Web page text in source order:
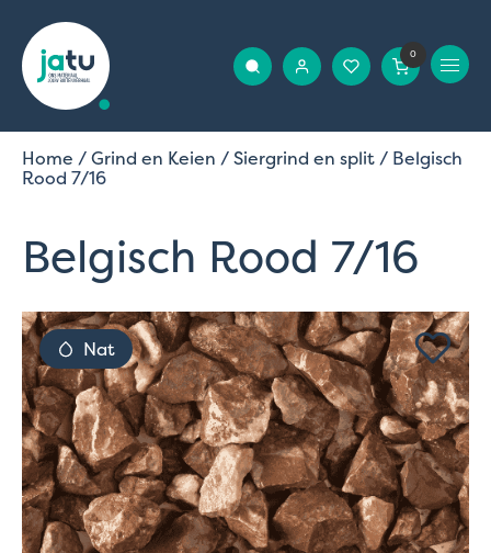
0
Home /Grind en Keien /Siergrind en split/ Belgisch
Rood 7/16
Belgisch Rood 7/16
Nat